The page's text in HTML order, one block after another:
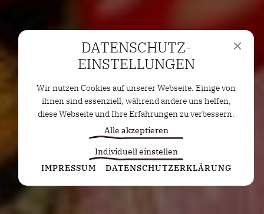
DATENSCHUTZ­
EINSTELLUNGEN
Wir nutzen Cookies auf unserer Webseite. Einige von
ihnen sind essenziell, während andere uns helfen,
diese Webseite und Ihre Erfahrungen zu verbessern.
Alle akzeptieren
Individuell einstellen
Statistiken
Diese Cookies erfassen anonyme Statistiken. Diese
IMPRESSUM DATENSCHUTZERKLÄRUNG